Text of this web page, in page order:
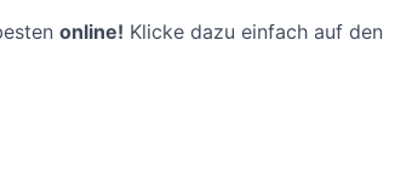
online! Klicke dazu einfach auf den